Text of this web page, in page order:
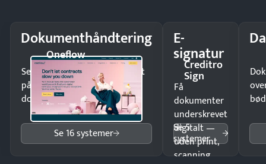
Dokumenthåndtering
Oneflow
Send kontrakter til underskrift
på minutter og mist ingen
dokumenter.
Se 16 systemer
E-
signatur
Creditro
Sign
Få
dokumenter
underskrevet
digitalt —
uden print,
scanning
Se 5
systemer